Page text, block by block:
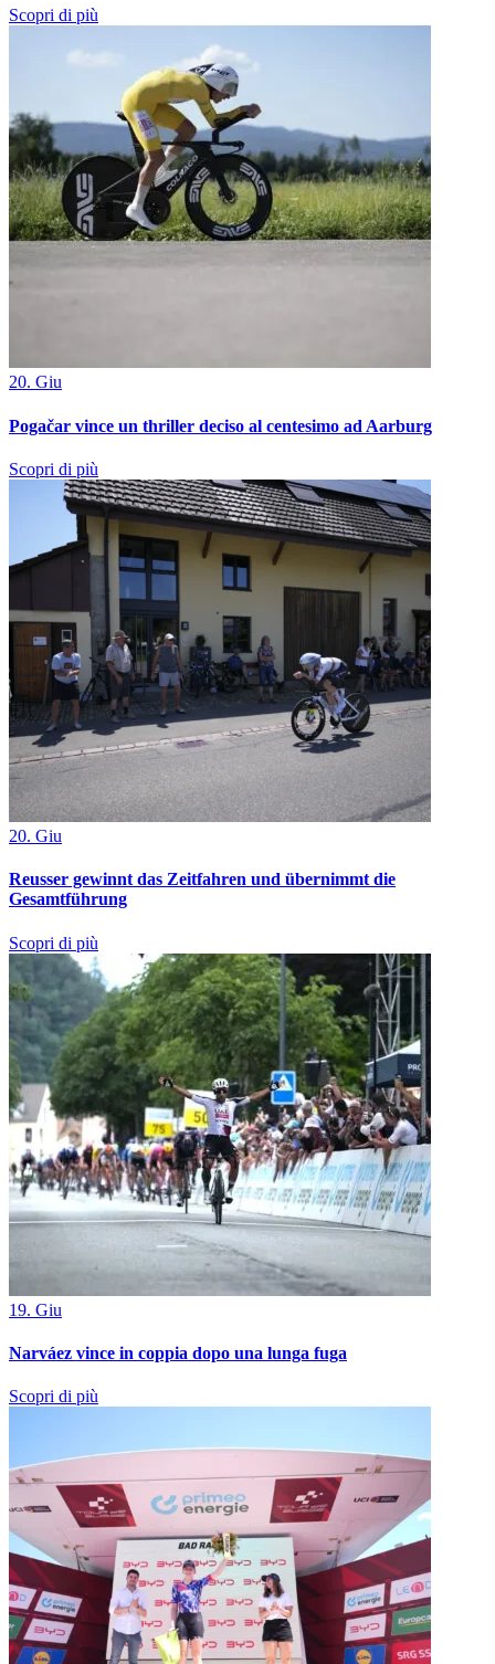
Scopri di più
20. Giu
Pogačar vince un thriller deciso al centesimo ad Aarburg
Scopri di più
20. Giu
Reusser gewinnt das Zeitfahren und übernimmt die
Gesamtführung
Scopri di più
19. Giu
Narváez vince in coppia dopo una lunga fuga
Scopri di più